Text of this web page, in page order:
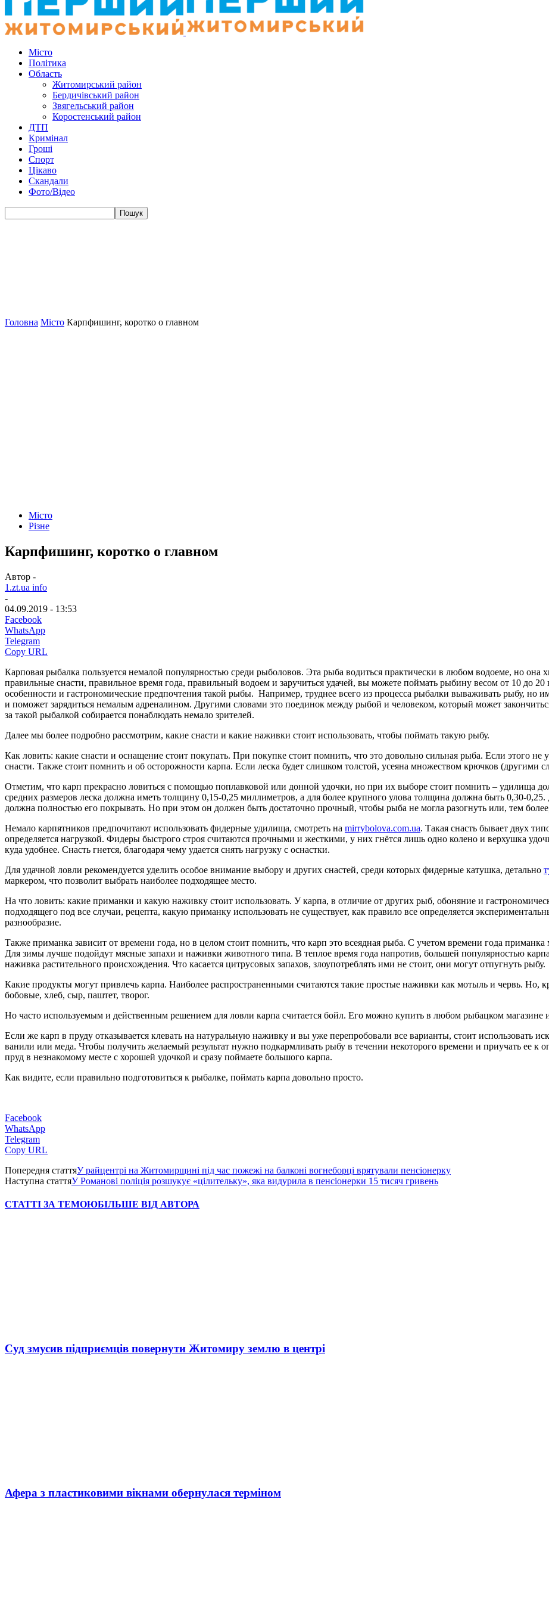
Місто
Політика
Область
Житомирський район
Бердичівський район
Звягельський район
Коростенський район
ДТП
Кримінал
Гроші
Спорт
Цікаво
Скандали
Фото/Відео
Головна Місто Карпфишинг, коротко о главном
Місто
Різне
Карпфишинг, коротко о главном
Автор -
1.zt.ua info
-
04.09.2019 - 13:53
Facebook
WhatsApp
Telegram
Copy URL
Карповая рыбалка пользуется немалой популярностью среди рыболовов. Эта рыба водиться практически в любом водоеме, но она
правильные снасти, правильное время года, правильный водоем и заручиться удачей, вы можете поймать рыбину весом от 10 до 20
особенности и гастрономические предпочтения такой рыбы. Например, труднее всего из процесса рыбалки вываживать рыбу, но
и поможет зарядиться немалым адреналином. Другими словами это поединок между рыбой и человеком, который может
за такой рыбалкой собирается понаблюдать немало зрителей.
Далее мы более подробно рассмотрим, какие снасти и какие наживки стоит использовать, чтобы поймать такую рыбу.
Как ловить: какие снасти и оснащение стоит покупать. При покупке стоит помнить, что это довольно сильная рыба. Если этого не
снасти. Также стоит помнить и об осторожности карпа. Если леска будет слишком толстой, усеяна множеством крючков (другими
Отметим, что карп прекрасно ловиться с помощью поплавковой или донной удочки, но при их выборе стоит помнить – удилища
средних размеров леска должна иметь толщину 0,15-0,25 миллиметров, а для более крупного улова толщина должна быть 0,30-
должна полностью его покрывать. Но при этом он должен быть достаточно прочный, чтобы рыба не могла разогнуть или, тем
Немало карпятников предпочитают использовать фидерные удилища, смотреть на mirrybolova.com.ua. Такая снасть бывает двух
определяется нагрузкой. Фидеры быстрого строя считаются прочными и жесткими, у них гнётся лишь одно колено и верхушка
куда удобнее. Снасть гнется, благодаря чему удается снять нагрузку с оснастки.
Для удачной ловли рекомендуется уделить особое внимание выбору и других снастей, среди которых фидерные катушка, детально
маркером, что позволит выбрать наиболее подходящее место.
На что ловить: какие приманки и какую наживку стоит использовать. У карпа, в отличие от других рыб, обоняние и
подходящего под все случаи, рецепта, какую приманку использовать не существует, как правило все определяется
разнообразие.
Также приманка зависит от времени года, но в целом стоит помнить, что карп это всеядная рыба. С учетом времени года приманка
Для зимы лучше подойдут мясные запахи и наживки животного типа. В теплое время года напротив, большей популярностью
наживка растительного происхождения. Что касается цитрусовых запахов, злоупотреблять ими не стоит, они могут отпугнуть рыбу.
Какие продукты могут привлечь карпа. Наиболее распространенными считаются такие простые наживки как мотыль и червь. Но,
бобовые, хлеб, сыр, паштет, творог.
Но часто используемым и действенным решением для ловли карпа считается бойл. Его можно купить в любом рыбацком магазине
Если же карп в пруду отказывается клевать на натуральную наживку и вы уже перепробовали все варианты, стоит использовать
ванили или меда. Чтобы получить желаемый результат нужно подкармливать рыбу в течении некоторого времени и приучать ее к
пруд в незнакомому месте с хорошей удочкой и сразу поймаете большого карпа.
Как видите, если правильно подготовиться к рыбалке, поймать карпа довольно просто.
Facebook
WhatsApp
Telegram
Copy URL
Попередня статтяУ райцентрі на Житомирщині під час пожежі на балконі вогнеборці врятували пенсіонерку
Наступна статтяУ Романові поліція розшукує «цілительку», яка видурила в пенсіонерки 15 тисяч гривень
СТАТТІ ЗА ТЕМОЮБІЛЬШЕ ВІД АВТОРА
Суд змусив підприємців повернути Житомиру землю в центрі
Афера з пластиковими вікнами обернулася терміном